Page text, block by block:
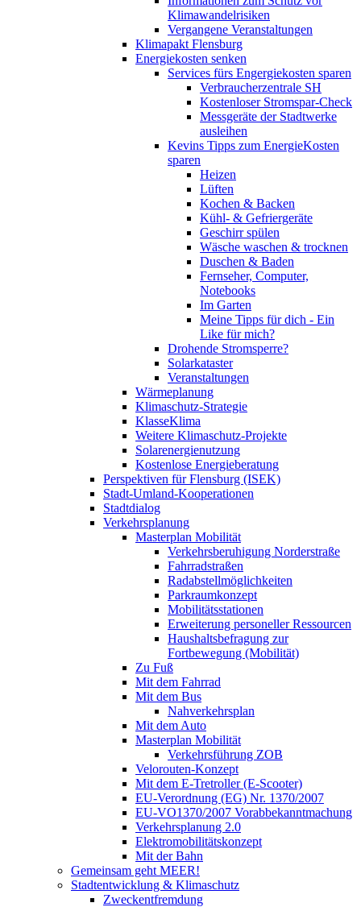
Klimawandelrisiken
Vergangene Veranstaltungen
Klimapakt Flensburg
Energiekosten senken
Services fürs Engergiekosten sparen
Verbraucherzentrale SH
Kostenloser Stromspar-Check
Messgeräte der Stadtwerke
ausleihen
Kevins Tipps zum EnergieKosten
sparen
Heizen
Lüften
Kochen & Backen
Kühl- & Gefriergeräte
Geschirr spülen
Wäsche waschen & trocknen
Duschen & Baden
Fernseher, Computer,
Notebooks
Im Garten
Meine Tipps für dich - Ein
Like für mich?
Drohende Stromsperre?
Solarkataster
Veranstaltungen
Wärmeplanung
Klimaschutz-Strategie
KlasseKlima
Weitere Klimaschutz-Projekte
Solarenergienutzung
Kostenlose Energieberatung
Perspektiven für Flensburg (ISEK)
Stadt-Umland-Kooperationen
Stadtdialog
Verkehrsplanung
Masterplan Mobilität
Verkehrsberuhigung Norderstraße
Fahrradstraßen
Radabstellmöglichkeiten
Parkraumkonzept
Mobilitätsstationen
Erweiterung personeller Ressourcen
Haushaltsbefragung zur
Fortbewegung (Mobilität)
Zu Fuß
Mit dem Fahrrad
Mit dem Bus
Nahverkehrsplan
Mit dem Auto
Masterplan Mobilität
Verkehrsführung ZOB
Velorouten-Konzept
Mit dem E-Tretroller (E-Scooter)
EU-Verordnung (EG) Nr. 1370/2007
EU-VO1370/2007 Vorabbekanntmachung
Verkehrsplanung 2.0
Elektromobilitätskonzept
Mit der Bahn
Gemeinsam geht MEER!
Stadtentwicklung & Klimaschutz
Zweckentfremdung